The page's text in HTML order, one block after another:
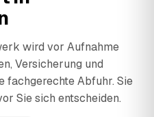
wird vor Aufnahme
Versicherung und
fachgerechte Abfuhr. Sie
Sie sich entscheiden.